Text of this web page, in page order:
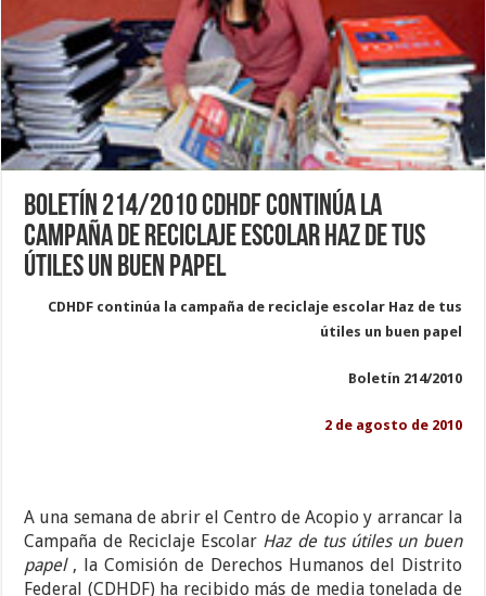
Boletín 214/2010 CDHDF continúa la
campaña de reciclaje escolar Haz de tus
útiles un buen papel
CDHDF continúa la campaña de reciclaje escolar Haz de tus
útiles un buen papel
Boletín 214/2010
2 de agosto de 2010
A una semana de abrir el Centro de Acopio y arrancar la
Campaña de Reciclaje Escolar Haz de tus útiles un buen
papel , la Comisión de Derechos Humanos del Distrito
Federal (CDHDF) ha recibido más de media tonelada de